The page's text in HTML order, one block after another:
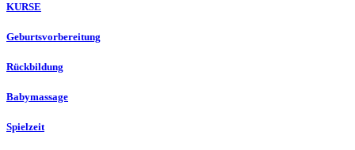
KURSE
Geburtsvorbereitung
Rückbildung
Babymassage
Spielzeit